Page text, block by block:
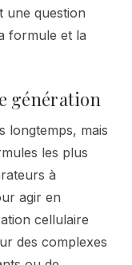
une question
formule et la
génération
longtemps, mais
les plus
à
agir en
cellulaire
des complexes